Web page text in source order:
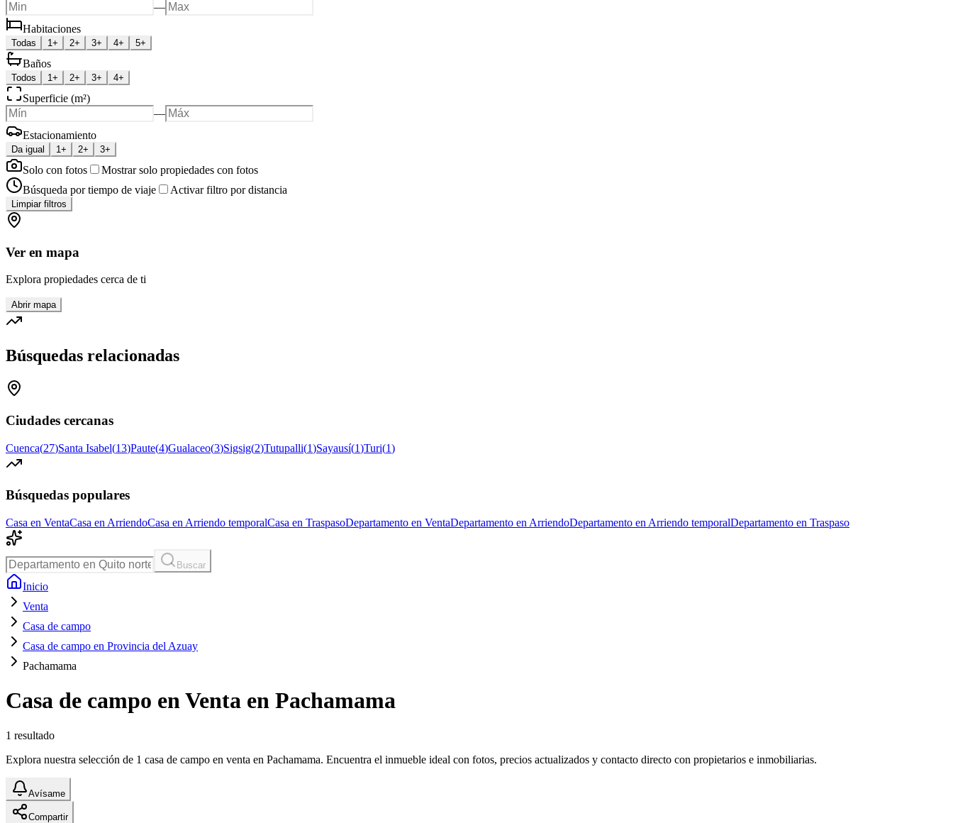
—
Habitaciones
Todas 1+ 2+ 3+ 4+ 5+
Baños
Todos 1+ 2+ 3+ 4+
Superficie (m²)
—
Estacionamiento
Da igual 1+ 2+ 3+
Solo con fotos
Mostrar solo propiedades con fotos
Búsqueda por tiempo de viaje
Activar filtro por distancia
Limpiar filtros
Ver en mapa
Explora propiedades cerca de ti
Abrir mapa
Búsquedas relacionadas
Ciudades cercanas
Cuenca(27)Santa Isabel(13)Paute(4)Gualaceo(3)Sigsig(2)Tutupalli(1)Sayausí(1)Turi(1)
Búsquedas populares
Casa en VentaCasa en ArriendoCasa en Arriendo temporalCasa en TraspasoDepartamento en VentaDepartamento en ArriendoDepartamento en Arriendo temporalDepartamento en Traspaso
Buscar
Inicio
Venta
Casa de campo
Casa de campo en Provincia del Azuay
Pachamama
Casa de campo en Venta en Pachamama
1 resultado
Explora nuestra selección de 1 casa de campo en venta en Pachamama. Encuentra el inmueble ideal con fotos, precios actualizados y contacto directo con propietarios e inmobiliarias.
Avísame
Compartir